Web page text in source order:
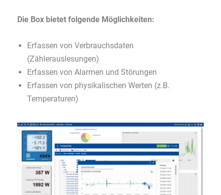
Die Box bietet folgende Möglichkeiten:
Erfassen von Verbrauchsdaten
(Zählerauslesungen)
Erfassen von Alarmen und Störungen
Erfassen von physikalischen Werten (z.B.
Temperaturen)